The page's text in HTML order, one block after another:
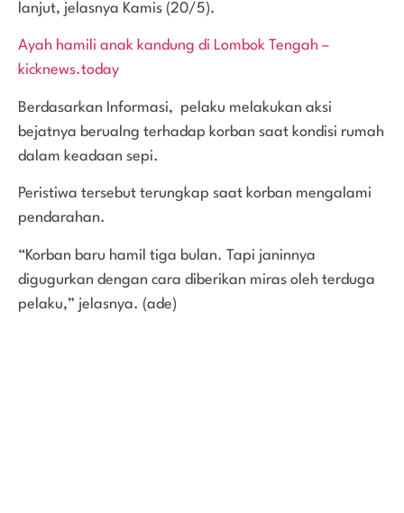
lanjut, jelasnya Kamis (20/5).
Ayah hamili anak kandung di Lombok Tengah –
kicknews.today
Berdasarkan Informasi, pelaku melakukan aksi
bejatnya berualng terhadap korban saat kondisi rumah
dalam keadaan sepi.
Peristiwa tersebut terungkap saat korban mengalami
pendarahan.
“Korban baru hamil tiga bulan. Tapi janinnya
digugurkan dengan cara diberikan miras oleh terduga
pelaku,” jelasnya. (ade)